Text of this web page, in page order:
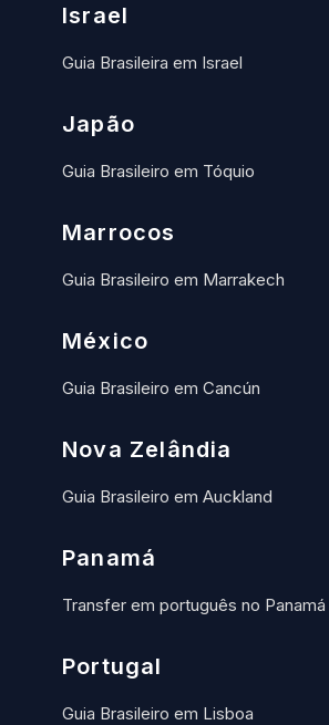
Israel
Guia Brasileira em Israel
Japão
Guia Brasileiro em Tóquio
Marrocos
Guia Brasileiro em Marrakech
México
Guia Brasileiro em Cancún
Nova Zelândia
Guia Brasileiro em Auckland
Panamá
Transfer em português no Panamá
Portugal
Guia Brasileiro em Lisboa